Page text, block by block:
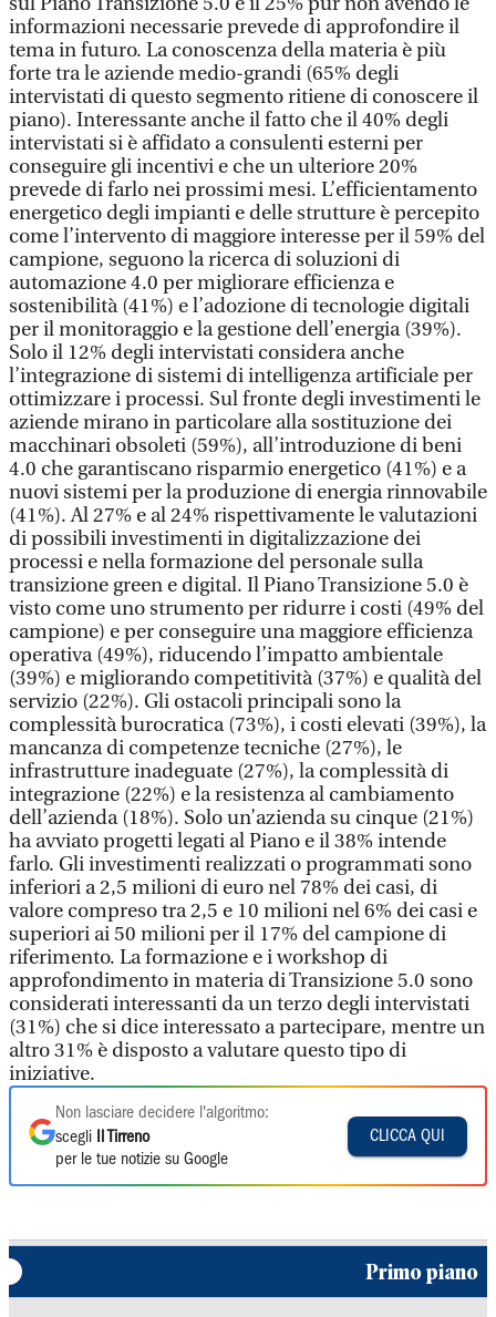
informazioni necessarie prevede di approfondire il
tema in futuro. La conoscenza della materia è più
forte tra le aziende medio-grandi (65% degli
intervistati di questo segmento ritiene di conoscere il
piano). Interessante anche il fatto che il 40% degli
intervistati si è affidato a consulenti esterni per
conseguire gli incentivi e che un ulteriore 20%
prevede di farlo nei prossimi mesi. L’efficientamento
energetico degli impianti e delle strutture è percepito
come l’intervento di maggiore interesse per il 59% del
campione, seguono la ricerca di soluzioni di
automazione 4.0 per migliorare efficienza e
sostenibilità (41%) e l’adozione di tecnologie digitali
per il monitoraggio e la gestione dell’energia (39%).
Solo il 12% degli intervistati considera anche
l’integrazione di sistemi di intelligenza artificiale per
ottimizzare i processi. Sul fronte degli investimenti le
aziende mirano in particolare alla sostituzione dei
macchinari obsoleti (59%), all’introduzione di beni
4.0 che garantiscano risparmio energetico (41%) e a
nuovi sistemi per la produzione di energia rinnovabile
(41%). Al 27% e al 24% rispettivamente le valutazioni
di possibili investimenti in digitalizzazione dei
processi e nella formazione del personale sulla
transizione green e digital. Il Piano Transizione 5.0 è
visto come uno strumento per ridurre i costi (49% del
campione) e per conseguire una maggiore efficienza
operativa (49%), riducendo l’impatto ambientale
(39%) e migliorando competitività (37%) e qualità del
servizio (22%). Gli ostacoli principali sono la
complessità burocratica (73%), i costi elevati (39%), la
mancanza di competenze tecniche (27%), le
infrastrutture inadeguate (27%), la complessità di
integrazione (22%) e la resistenza al cambiamento
dell’azienda (18%). Solo un’azienda su cinque (21%)
ha avviato progetti legati al Piano e il 38% intende
farlo. Gli investimenti realizzati o programmati sono
inferiori a 2,5 milioni di euro nel 78% dei casi, di
valore compreso tra 2,5 e 10 milioni nel 6% dei casi e
superiori ai 50 milioni per il 17% del campione di
riferimento. La formazione e i workshop di
approfondimento in materia di Transizione 5.0 sono
considerati interessanti da un terzo degli intervistati
(31%) che si dice interessato a partecipare, mentre un
altro 31% è disposto a valutare questo tipo di
iniziative.
Non lasciare decidere l'algoritmo:
scegli
Il Tirreno
per le tue notizie su Google
CLICCA QUI
Primo piano